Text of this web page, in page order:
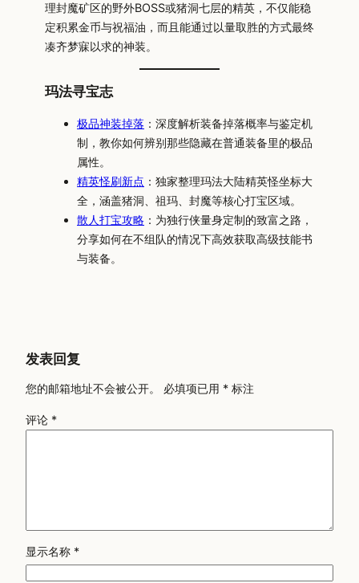
理封魔矿区的野外BOSS或猪洞七层的精英，不仅能稳
定积累金币与祝福油，而且能通过以量取胜的方式最终
凑齐梦寐以求的神装。
玛法寻宝志
极品神装掉落 ：深度解析装备掉落概率与鉴定机
制，教你如何辨别那些隐藏在普通装备里的极品
属性。
精英怪刷新点 ：独家整理玛法大陆精英怪坐标大
全，涵盖猪洞、祖玛、封魔等核心打宝区域。
散人打宝攻略 ：为独行侠量身定制的致富之路，
分享如何在不组队的情况下高效获取高级技能书
与装备。
发表回复
您的邮箱地址不会被公开。 必填项已用 * 标注
评论 *
显示名称 *